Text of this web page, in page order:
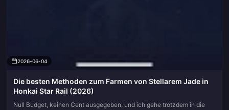
2026-06-04
Die besten Methoden zum Farmen von Stellarem Jade in
Honkai Star Rail (2026)
Null Budget, keinen Cent ausgegeben, und ich gehe trotzdem in die